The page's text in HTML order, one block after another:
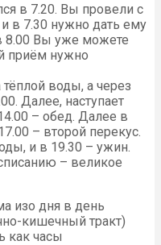
в 7.20. Вы провели с
в 7.30 нужно дать ему
8.00 Вы уже можете
приём нужно
воды, а через
Далее, наступает
– обед. Далее в
– второй перекус.
и в 19.30 – ужин.
– великое
изо дня в день
кишечный тракт)
как часы